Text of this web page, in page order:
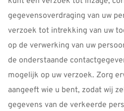
gegevensoverdraging van uw
verzoek tot intrekking van uw
op de verwerking van uw
de onderstaande
mogelijk op uw verzoek. Zorg
aangeeft wie u bent, zodat wij
gegevens van de verkeerde